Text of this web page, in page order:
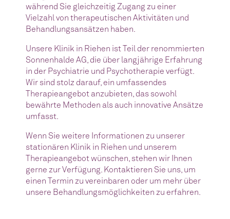
während Sie gleichzeitig Zugang zu einer
Vielzahl von therapeutischen Aktivitäten und
Behandlungsansätzen haben.
Unsere Klinik in Riehen ist Teil der renommierten
Sonnenhalde AG, die über langjährige Erfahrung
in der Psychiatrie und Psychotherapie verfügt.
Wir sind stolz darauf, ein umfassendes
Therapieangebot anzubieten, das sowohl
bewährte Methoden als auch innovative Ansätze
umfasst.
Wenn Sie weitere Informationen zu unserer
stationären Klinik in Riehen und unserem
Therapieangebot wünschen, stehen wir Ihnen
gerne zur Verfügung. Kontaktieren Sie uns, um
einen Termin zu vereinbaren oder um mehr über
unsere Behandlungsmöglichkeiten zu erfahren.